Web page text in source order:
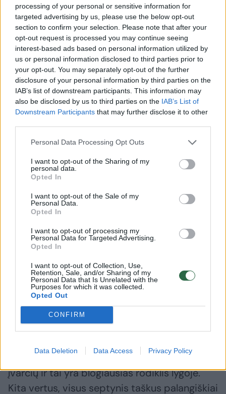
processing of your personal or sensitive information for
targeted advertising by us, please use the below opt-out
section to confirm your selection. Please note that after your
opt-out request is processed you may continue seeing
interest-based ads based on personal information utilized by
us or personal information disclosed to third parties prior to
your opt-out. You may separately opt-out of the further
disclosure of your personal information by third parties on the
IAB’s list of downstream participants. This information may
also be disclosed by us to third parties on the IAB’s List of
Downstream Participants that may further disclose it to other
Personal Data Processing Opt Outs
I want to opt-out of the Sharing of my
personal data.
Opted In
I want to opt-out of the Sale of my
Personal Data.
Opted In
I want to opt-out of processing my
Personal Data for Targeted Advertising.
Opted In
I want to opt-out of Collection, Use,
Retention, Sale, and/or Sharing of my
Personal Data that Is Unrelated with the
Purposes for which it was collected.
Opted Out
CONFIRM
Data Deletion Data Access Privacy Policy
„Kauno Žalgirio“ futbolininkas
D. Romanovskis: „Pirmasis
ratas buvo neblogas, bet
galime geriau“
UEFA
Nors sezono pradžioje ilgametis „Žalgirio“
vartų sargas rungtynes stebėjo nuo
atsarginių žaidėjų suolo, tačiau pastaruoju
metu būtent jis gina komandos vartus.
„Asmeniškai jaučiuosi gerai. Kai nežaidžiau
sezono pradžioje tikrai nepuoliau į paniką, o
daug treniravausi ir laukiau šanso, kurį dabar
bandau išnaudoti. Sveika konkurencija yra
geras dalykas ir priverčia pasitempti“, – apie
situaciją klube kalbėjo jis.
Šiame sezone „Palanga“ praleido net 20
įvarčių ir tai yra blogiausias rodiklis lygoje.
Kita vertus, visus septynis taškus palangiškiai